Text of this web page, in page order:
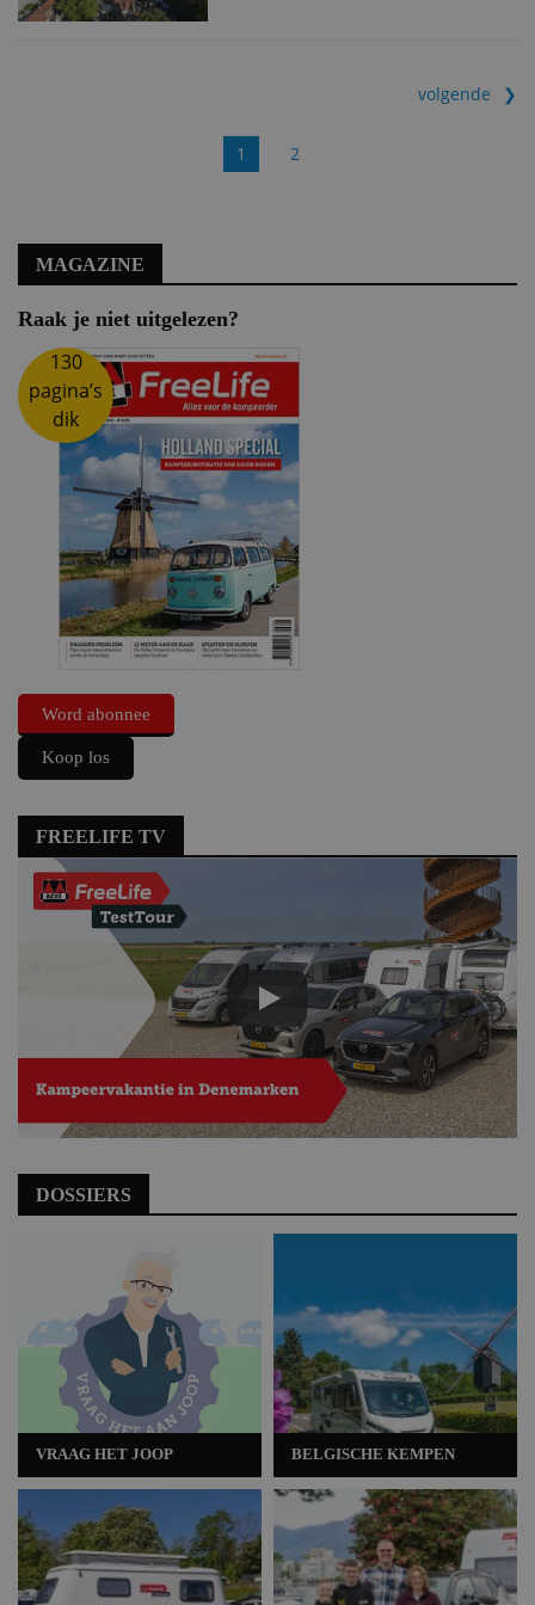
1 2
volgende
MAGAZINE
Raak je niet uitgelezen?
130
pagina’s
dik
Word abonnee
Koop los
FREELIFE TV
DOSSIERS
VRAAG HET JOOP BELGISCHE KEMPEN